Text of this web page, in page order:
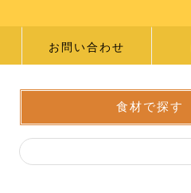
お問い合わせ
食材で探す